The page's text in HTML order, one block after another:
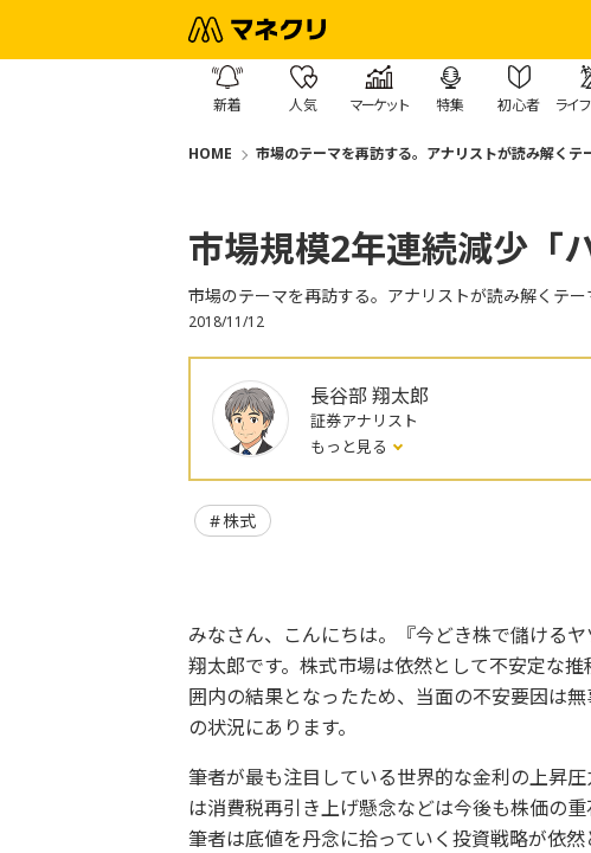
新着 人気 マーケット 特集 初心者 ライ
HOME 市場のテーマを再訪する。アナリストが読み解くテ
市場規模2年連続減少「
市場のテーマを再訪する。アナリストが読み解くテー
2018/11/12
長谷部 翔太郎
証券アナリスト
もっと見る
株式
みなさん、こんにちは。『今どき株で儲ける
翔太郎です。株式市場は依然として不安定な
囲内の結果となったため、当面の不安要因は
の状況にあります。
筆者が最も注目している世界的な金利の上昇
は消費税再引き上げ懸念などは今後も株価の
筆者は底値を丹念に拾っていく投資戦略が依然